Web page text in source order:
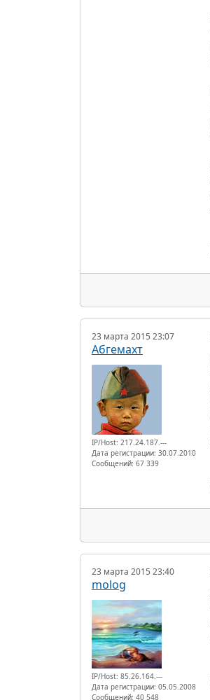
23 марта 2015 23:07
Абгемахт
IP/Host: 217.24.187.---
Дата регистрации: 30.07.2010
Сообщений: 67 339
23 марта 2015 23:40
molog
IP/Host: 85.26.164.---
Дата регистрации: 05.05.2008
Сообщений: 40 548